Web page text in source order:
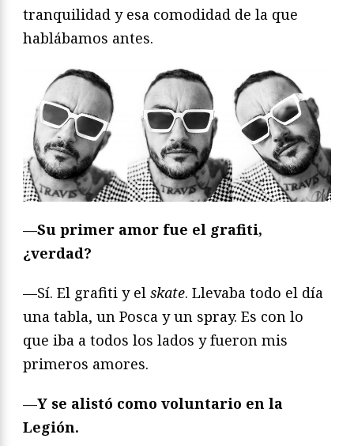
tranquilidad y esa comodidad de la que
hablábamos antes.
—Su primer amor fue el grafiti,
¿verdad?
—Sí. El grafiti y el skate. Llevaba todo el día
una tabla, un Posca y un spray. Es con lo
que iba a todos los lados y fueron mis
primeros amores.
—Y se alistó como voluntario en la
Legión.